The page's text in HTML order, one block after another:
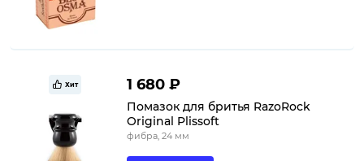
Хит 1 680 ₽
Помазок для бритья RazoRock
Original Plissoft
фибра, 24 мм